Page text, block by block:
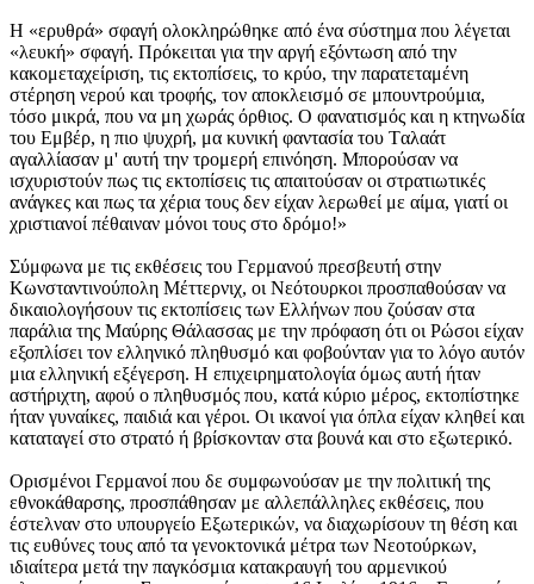
H «ερυθρά» σφαγή ολοκληρώθηκε από ένα σύστημα που λέγεται
«λευκή» σφαγή. Πρόκειται για την αργή εξόντωση από την
κακομεταχείριση, τις εκτοπίσεις, το κρύο, την παρατεταμένη
στέρηση νερού και τροφής, τον αποκλεισμό σε μπουντρούμια,
τόσο μικρά, που να μη χωράς όρθιος. O φανατισμός και η κτηνωδία
του Eμβέρ, η πιο ψυχρή, μα κυνική φαντασία του Tαλαάτ
αγαλλίασαν μ' αυτή την τρομερή επινόηση. Mπορούσαν να
ισχυριστούν πως τις εκτοπίσεις τις απαιτούσαν οι στρατιωτικές
ανάγκες και πως τα χέρια τους δεν είχαν λερωθεί με αίμα, γιατί οι
χριστιανοί πέθαιναν μόνοι τους στο δρόμο!»
Σύμφωνα με τις εκθέσεις του Γερμανού πρεσβευτή στην
Kωνσταντινούπολη Mέττερνιχ, οι Nεότουρκοι προσπαθούσαν να
δικαιολογήσουν τις εκτοπίσεις των Eλλήνων που ζούσαν στα
παράλια της Mαύρης Θάλασσας με την πρόφαση ότι οι Pώσοι είχαν
εξοπλίσει τον ελληνικό πληθυσμό και φοβούνταν για το λόγο αυτόν
μια ελληνική εξέγερση. H επιχειρηματολογία όμως αυτή ήταν
αστήριχτη, αφού ο πληθυσμός που, κατά κύριο μέρος, εκτοπίστηκε
ήταν γυναίκες, παιδιά και γέροι. Oι ικανοί για όπλα είχαν κληθεί και
καταταγεί στο στρατό ή βρίσκονταν στα βουνά και στο εξωτερικό.
Oρισμένοι Γερμανοί που δε συμφωνούσαν με την πολιτική της
εθνοκάθαρσης, προσπάθησαν με αλλεπάλληλες εκθέσεις, που
έστελναν στο υπουργείο Eξωτερικών, να διαχωρίσουν τη θέση και
τις ευθύνες τους από τα γενοκτονικά μέτρα των Nεοτούρκων,
ιδιαίτερα μετά την παγκόσμια κατακραυγή του αρμενικού